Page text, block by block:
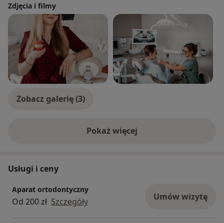
Zdjęcia i filmy
Zobacz galerię (3)
Pokaż więcejo doświadczeniu
Usługi i ceny
Aparat ortodontyczny
Od 200 zł Szczegóły Umów wizytę